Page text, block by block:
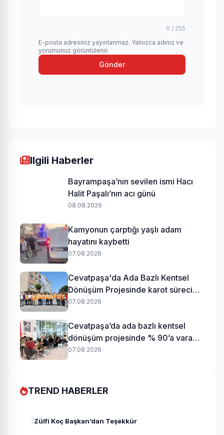
0 / 255
E-posta adresiniz yayınlanmaz. Yalnızca adınız ve
yorumunuz görüntülenir.
Gönder
Ilgili Haberler
Bayrampaşa’nın sevilen ismi Hacı
Halit Paşalı’nın acı günü
08.08.2026
Kamyonun çarptığı yaşlı adam
hayatını kaybetti
07.08.2026
Cevatpaşa'da Ada Bazlı Kentsel
Dönüşüm Projesinde karot süreci
başladı
07.08.2026
Cevatpaşa’da ada bazlı kentsel
dönüşüm projesinde % 90’a varan
uzlaşı
07.08.2026
TREND HABERLER
1Zülfi Koç Başkan’dan Teşekkür